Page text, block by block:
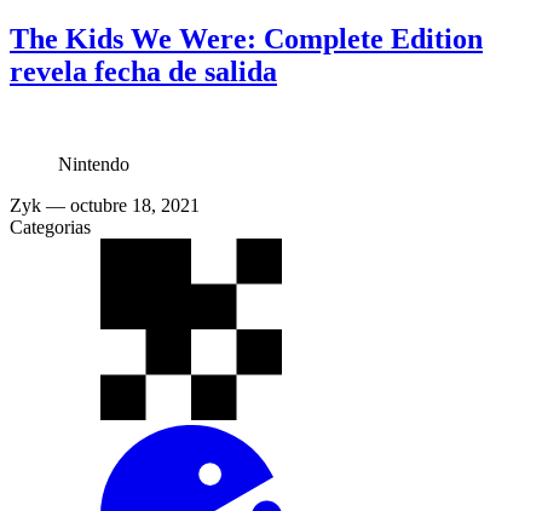
The Kids We Were: Complete Edition
revela fecha de salida
Nintendo
Zyk — octubre 18, 2021
Categorias